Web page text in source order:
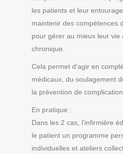
les patients et leur
maintenir des compétences
pour gérer au mieux leur vie
chronique.
Cela permet d’agir en
médicaux, du soulagement
la prévention de
En pratique :
Dans les 2 cas, l’infirmière
le patient un programme
individuelles et ateliers